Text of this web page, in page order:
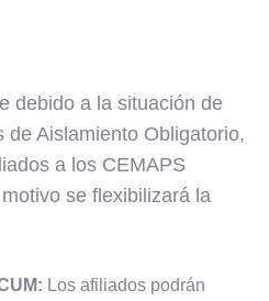
debido a la situación de
de Aislamiento Obligatorio,
a los CEMAPS
se flexibilizará la
Los afiliados podrán